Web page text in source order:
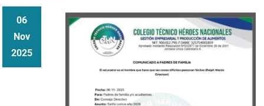
06
Nov
2025